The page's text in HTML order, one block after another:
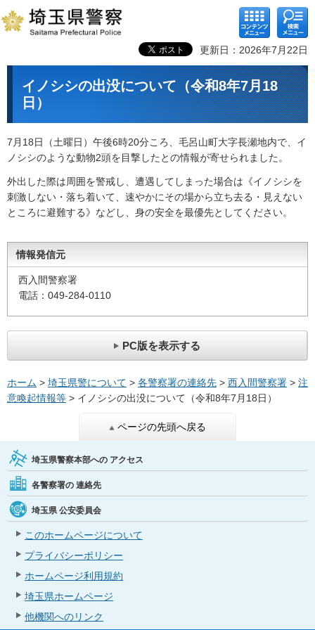
コンテ
ンツメ
ニュー
検索メ
ニュー
更新日：2026年7月22日
イノシシの出没について（令和8年7月18
日）
7月18日（土曜日）午後6時20分ころ、毛呂山町大字長瀬地内で、イ
ノシシのような動物2頭を目撃したとの情報が寄せられました。
外出した際は周囲を警戒し、遭遇してしまった場合は《イノシシを
刺激しない・落ち着いて、速やかにその場から立ち去る・見えない
ところに避難する》などし、身の安全を最優先としてください。
情報発信元
西入間警察署
電話：049-284-0110
PC版を表示する
ホーム > 埼玉県警について > 各警察署の連絡先 > 西入間警察署 > 注
意喚起情報等 > イノシシの出没について（令和8年7月18日）
ページの先頭へ戻る
埼玉県警察本部への アクセス
各警察署の 連絡先
埼玉県 公安委員会
このホームページについて
プライバシーポリシー
ホームページ利用規約
埼玉県ホームページ
他機関へのリンク